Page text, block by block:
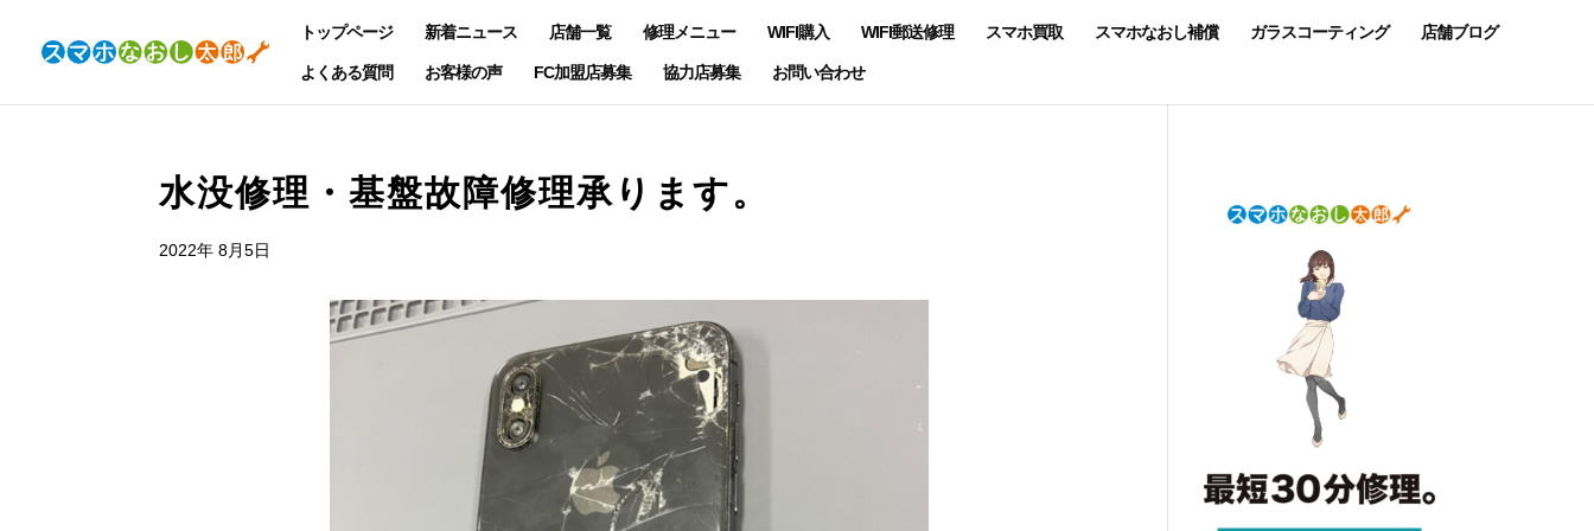
トップページ 新着ニュース 店舗一覧 修理メニュー WIFI購入 WIFI郵送修理 スマホ買取 スマホなおし補償 ガラスコーティング 店舗ブログ
よくある質問 お客様の声 FC加盟店募集 協力店募集 お問い合わせ
水没修理・基盤故障修理承ります。
2022年 8月5日